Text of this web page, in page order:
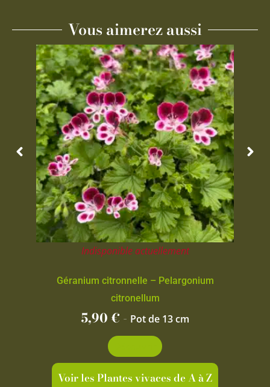
Vous aimerez aussi
Indisponible actuellement
Géranium citronnelle – Pelargonium
citronellum
5,90€ - Pot de 13 cm
Voir les Plantes vivaces de A à Z